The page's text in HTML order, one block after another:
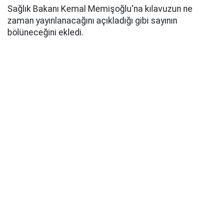
Sağlık Bakanı Kemal Memişoğlu'na kılavuzun ne
zaman yayınlanacağını açıkladığı gibi sayının
bölüneceğini ekledi.